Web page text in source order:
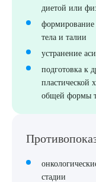
диетой или
формирование
тела и талии
устранение
подготовка к
пластической
общей формы
стадии